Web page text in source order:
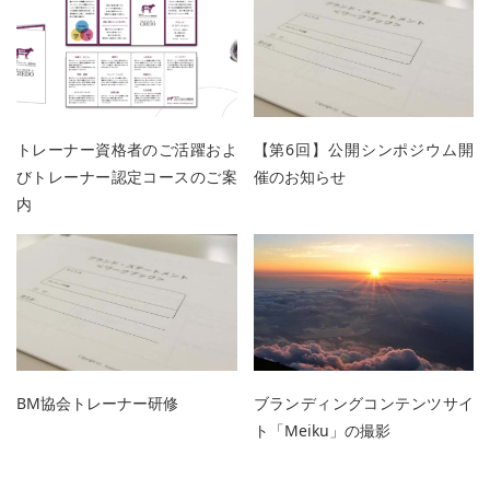
トレーナー資格者のご活躍およ
びトレーナー認定コースのご案
内
【第6回】公開シンポジウム開
催のお知らせ
BM協会トレーナー研修
ブランディングコンテンツサイ
ト「Meiku」の撮影